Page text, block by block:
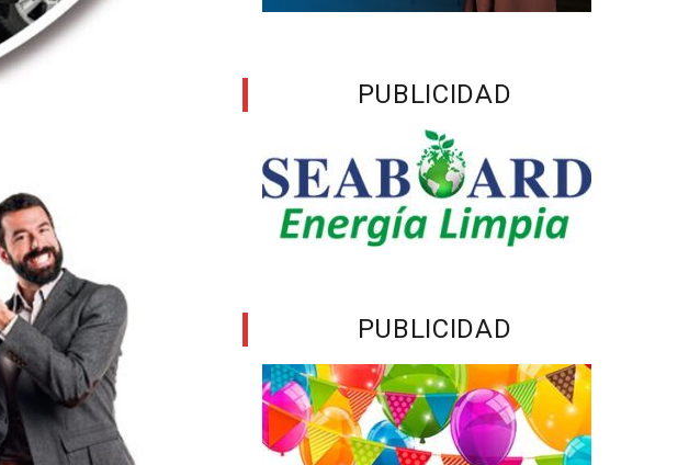
PUBLICIDAD
PUBLICIDAD